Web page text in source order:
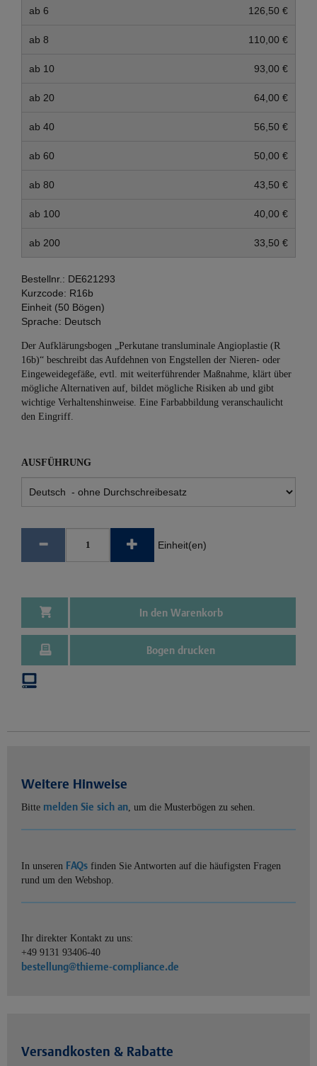
ab 6 126,50 €
ab 8 110,00 €
ab 10 93,00 €
ab 20 64,00 €
ab 40 56,50 €
ab 60 50,00 €
ab 80 43,50 €
ab 100 40,00 €
ab 200 33,50 €
Bestellnr.: DE621293
Kurzcode: R16b
Einheit (50 Bögen)
Sprache: Deutsch
Der Aufklärungsbogen „Perkutane transluminale An­gio­plas­tie (R
16b)“ beschreibt das Aufdehnen von Engstellen der Nieren- oder
Eingeweidegefäße, evtl. mit weiterführender Maßnahme, klärt über
mögliche Alternativen auf, bildet mögliche Risiken ab und gibt
wichtige Verhaltenshinweise. Eine Farbabbildung veranschaulicht
den Eingriff.
AUSFÜHRUNG
Einheit(en)
In den Warenkorb
Bogen drucken
Weitere Hinweise
Bitte melden Sie sich an, um die Musterbögen zu sehen.
In unseren FAQs finden Sie Antworten auf die häufigsten Fragen
rund um den Webshop.
Ihr direkter Kontakt zu uns:
+49 9131 93406-40
bestellung@thieme-compliance.de
Versandkosten & Rabatte